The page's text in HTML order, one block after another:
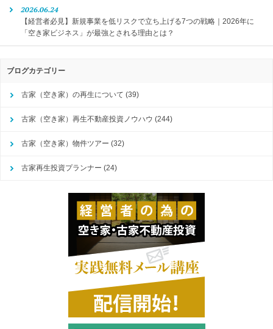
2026.06.24
【経営者必見】新規事業を低リスクで立ち上げる7つの戦略｜2026年に
「空き家ビジネス」が最強とされる理由とは？
ブログカテゴリー
古家（空き家）の再生について (39)
古家（空き家）再生不動産投資ノウハウ (244)
古家（空き家）物件ツアー (32)
古家再生投資プランナー (24)